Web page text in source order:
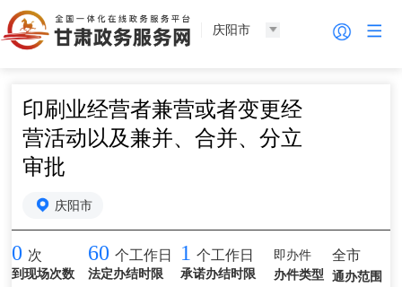
庆阳市
印刷业经营者兼营或者变更经
营活动以及兼并、合并、分立
审批
庆阳市
0 次
到现场次数
60 个工作日
法定办结时限
1 个工作日
承诺办结时限
即办件
办件类型
全市
通办范围